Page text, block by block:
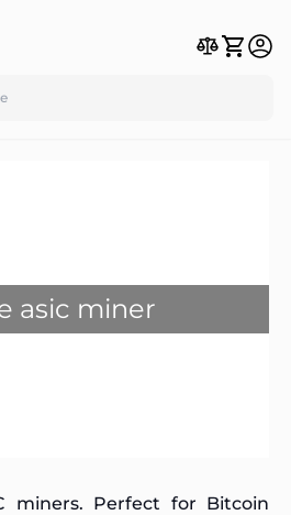
asic miner
miners. Perfect for Bitcoin